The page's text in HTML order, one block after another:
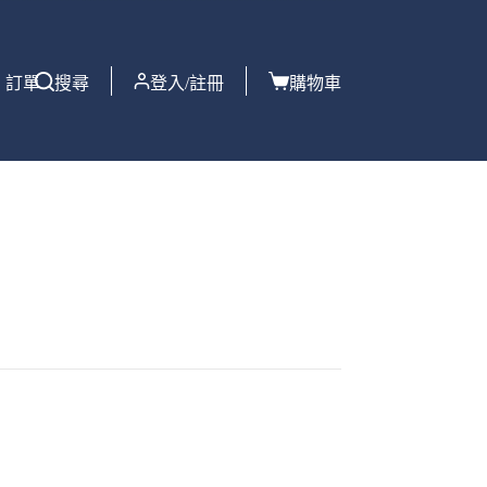
訂單 搜尋 登入/註冊 購物車